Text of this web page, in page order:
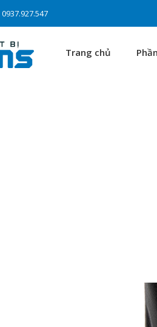
0937.927.547
Trang chủ